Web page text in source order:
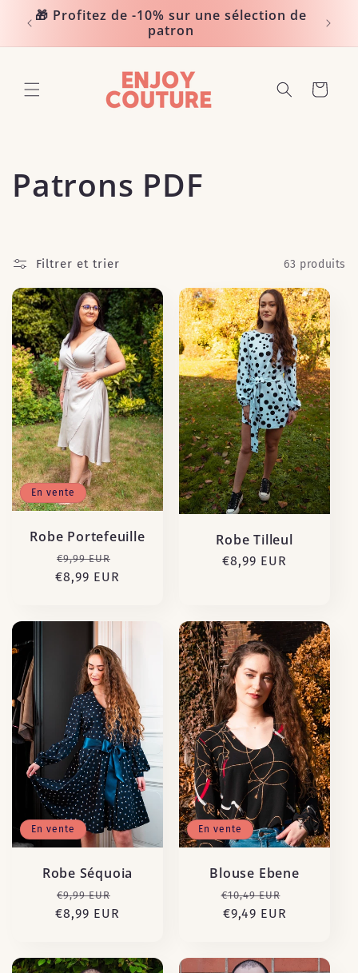
passer
contenu
🎁 Profitez de -10% sur une sélection de
patron
Noté
Panier
C
l
l
e
c
t
i
o
n
Patrons PDF
Filtrer et trier 63 produits
En vente
Robe Portefeuille
Prix
habituel
€9,99 EUR
€8,99 EUR
Robe Tilleul
Prix
€8,99 EUR
En vente
Robe Séquoia
Prix
habituel
€9,99 EUR
€8,99 EUR
En vente
Blouse Ebene
Prix
habituel
€10,49 EUR
€9,49 EUR